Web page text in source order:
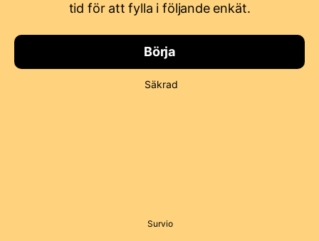
tid för att fylla i följande enkät.
Börja
Säkrad
Survio